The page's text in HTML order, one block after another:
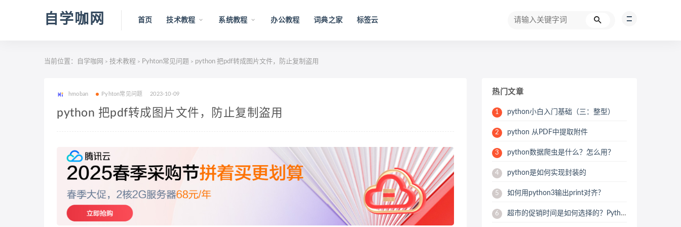
自学咖网 首页 技术教程 系统教程 办公教程 词典之家 标签云
当前位置： 自学咖网 > 技术教程 > Pyhton常见问题 > python 把pdf转成图片文件，防止复制盗用
hmoban Pyhton常见问题 2023-10-09
python 把pdf转成图片文件，防止复制盗用
热门文章
1 python小白入门基础（三：整型）
2 python 从PDF中提取附件
3 python数据爬虫是什么？怎么用？
4 python是如何实现封装的
5 如何用python3输出print对齐?
6 超市的促销时间是如何选择的？Python用数据来帮你分析